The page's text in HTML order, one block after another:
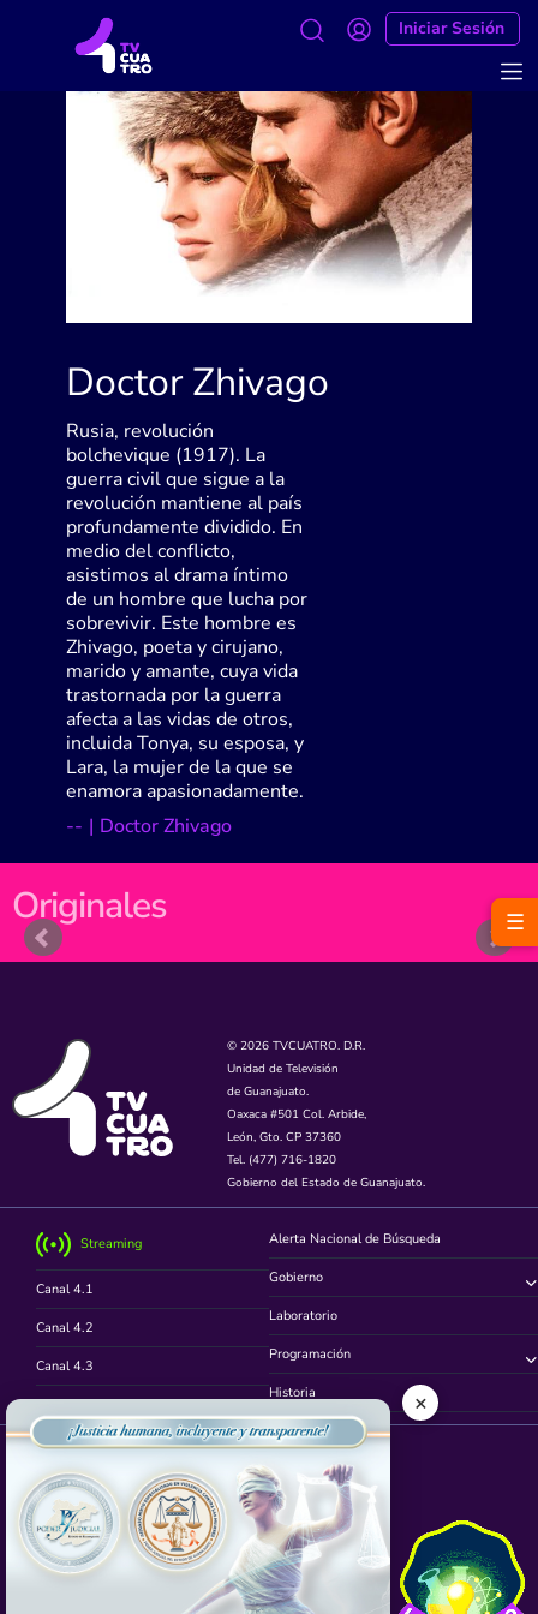
Iniciar Sesión
Doctor Zhivago
Rusia, revolución
bolchevique (1917). La
guerra civil que sigue a la
revolución mantiene al país
profundamente dividido. En
medio del conflicto,
asistimos al drama íntimo
de un hombre que lucha por
sobrevivir. Este hombre es
Zhivago, poeta y cirujano,
marido y amante, cuya vida
trastornada por la guerra
afecta a las vidas de otros,
incluida Tonya, su esposa, y
Lara, la mujer de la que se
enamora apasionadamente.
-- | Doctor Zhivago
Originales
© 2026 TVCUATRO. D.R.
Unidad de Televisión
de Guanajuato.
Oaxaca #501 Col. Arbide,
León, Gto. CP 37360
Tel. (477) 716-1820
Gobierno del Estado de Guanajuato.
Streaming
Canal 4.1
Canal 4.2
Canal 4.3
Canal 4.4
Alerta Nacional de Búsqueda
Gobierno
Laboratorio
Programación
Historia
Síguenos en
App TVCUATRO
☰
×